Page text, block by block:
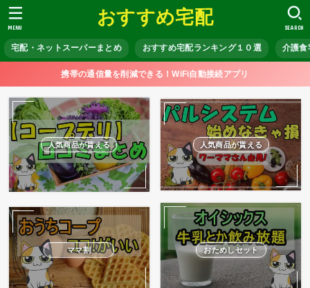
おすすめ宅配
宅配・ネットスーパーまとめ おすすめ宅配ランキング１０選 介護食
SEARCH
MENU
携帯の通信量を削減できる！WiFi自動接続アプリ
人気商品が貰える 人気商品が貰える
ママ割 おためしセット